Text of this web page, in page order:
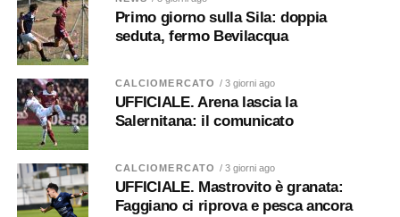
Primo giorno sulla Sila: doppia
seduta, fermo Bevilacqua
CALCIOMERCATO / 3 giorni ago
UFFICIALE. Arena lascia la
Salernitana: il comunicato
CALCIOMERCATO / 3 giorni ago
UFFICIALE. Mastrovito è granata:
Faggiano ci riprova e pesca ancora